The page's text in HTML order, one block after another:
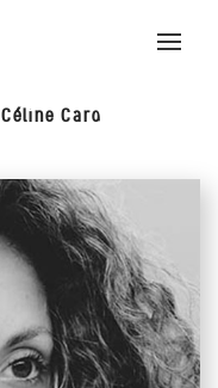
Toggle
Céline Caro